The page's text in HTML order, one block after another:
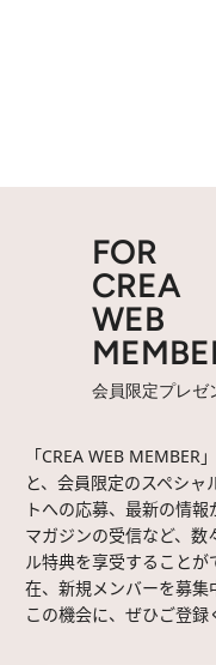
FOR
CREA
WEB
会員限定プレゼ
「CREA WEB MEMBER
と、会員限定のスペシャ
トへの応募、最新の情
マガジンの受信など、数
ル特典を享受することが
在、新規メンバーを募集
この機会に、ぜひご登録